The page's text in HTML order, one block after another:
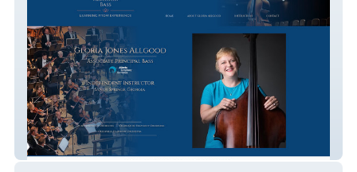
Gloria Allgood Bass